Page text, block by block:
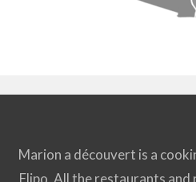
Marion a découvert is a
Flipo. All the restaurants and